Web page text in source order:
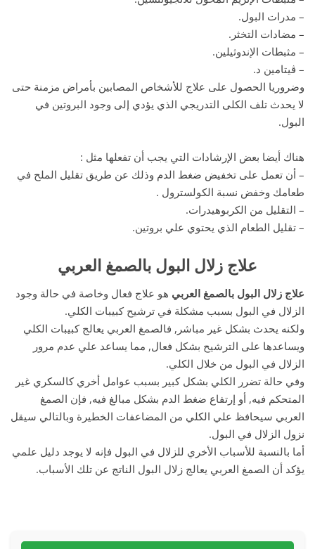
– مدرات البول.
– مضادات التخثر.
– مثبطات الإندوثيلين.
– ڤيتامين د.
وضروريا الحصول على علاج للأشخاص المصابين بأمراض مزمنة حتى
لا يحدث تلف الكلى التدريجي الذي يؤدي إلى وجود البروتين في
البول.
هناك أيضا بعض الإرشادات التي يجب أن تفعلها مثل :
– أن تعمل على تخفيض ضغط الدم وذلك عن طريق تقليل الملح في
طعامك وخفض نسبة الكولسترول .
– التقليل من الكربوهيدرات.
– تقليل الطعام الذي يحتوي علي بروتين.
علاج زلال البول بالصمغ العربي
علاج زلال البول بالصمغ العربي هو علاج فعال وخاصة في حالة وجود
الزلال في البول بسبب مشكلة في ترشيح كبيبات الكلي.
ولكنه يحدث بشكل غير مباشر, فالصمغ العربي يعالج كبيبات الكلي
ويساعدها على الترشيح بشكل فعال, مما يساعد علي عدم مرور
الزلال في البول من خلال الكلي.
وفي حالة تضرر الكلي بشكل كبير بسبب عوامل أخري كالسكري غير
المتحكم فيه, أو إرتفاع ضغط الدم بشكل مبالغ فيه, فإن الصمغ
العربي سيحافظ علي الكلي من المضاعفات الخطيرة وبالتالي سيقل
نزول الزلال في البول.
أما بالنسبة للأسباب الأخري للزلال في البول فإنه لا يوجد دليل علمي
يؤكد أن الصمغ العربي يعالج زلال البول الناتج عن تلك الأسباب.